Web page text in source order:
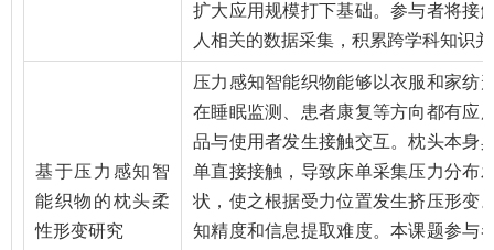
扩大应用规模打下基础。参与者将接
人相关的数据采集，积累跨学科知识
基于压力感知智
能织物的枕头柔
性形变研究
压力感知智能织物能够以衣服和家纺
在睡眠监测、患者康复等方向都有应
品与使用者发生接触交互。枕头本身
单直接接触，导致床单采集压力分布
状，使之根据受力位置发生挤压形变
知精度和信息提取难度。本课题参与